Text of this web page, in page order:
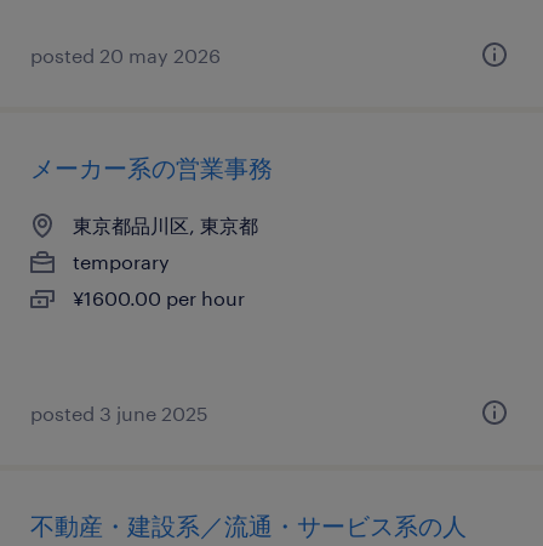
posted 20 may 2026
メーカー系の営業事務
東京都品川区, 東京都
temporary
¥1600.00 per hour
posted 3 june 2025
不動産・建設系／流通・サービス系の人